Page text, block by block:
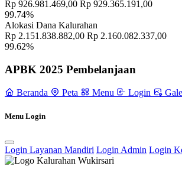
Januari 2024
Pertemuan TP-PKK Kalurahan Wukirsari
Lomba Innovatif 05 Mei 2023
2022 11 Januari 2024
Selamat Hari Pramuka, 14 Agustus 2023 14
Wukirsari Dorong Digitalisasi Arsip, Pamong
Rp 926.981.469,00 Rp 929.365.191,00
99.74%
Alokasi Dana Kalurahan
Rp 2.151.838.882,00 Rp 2.160.082.337,00
99.62%
APBK 2025 Pembelanjaan
Beranda Peta Menu Login
Menu Login
Login Layanan Mandiri Login Admin Login